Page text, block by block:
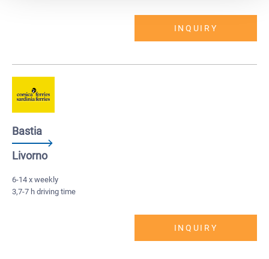
INQUIRY
Bastia
Livorno
6-14 x weekly
3,7-7 h driving time
INQUIRY